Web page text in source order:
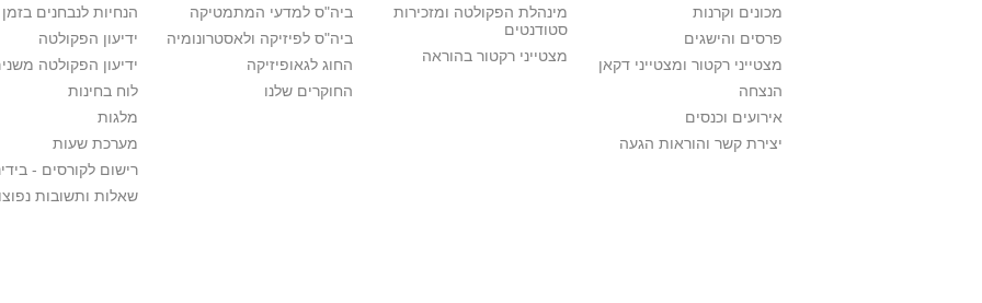
מכונים וקרנות
פרסים והישגים
מצטייני רקטור ומצטייני דקאן
הנצחה
אירועים וכנסים
יצירת קשר והוראות הגעה
מינהלת הפקולטה ומזכירות
סטודנטים
מצטייני רקטור בהוראה
ביה"ס למדעי המתמטיקה
ביה"ס לפיזיקה ולאסטרונומיה
החוג לגאופיזיקה
החוקרים שלנו
הנחיות לנבחנים
ידיעון הפקולטה
ידיעון הפקולטה
לוח בחינות
מלגות
מערכת שעות
רישום לקורסים -
שאלות ותשובות